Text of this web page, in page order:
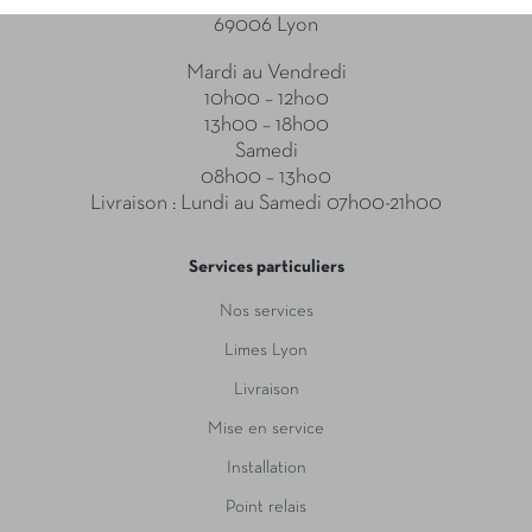
69006 Lyon
Mardi au Vendredi
10h00 – 12ho0
13h00 – 18h00
Samedi
08h00 – 13ho0
Livraison : Lundi au Samedi 07h00-21h00
Services particuliers
Nos services
Limes Lyon
Livraison
Mise en service
Installation
Point relais